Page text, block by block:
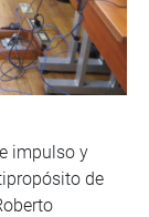
impulso y
de